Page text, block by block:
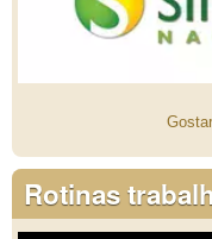
Rotinas